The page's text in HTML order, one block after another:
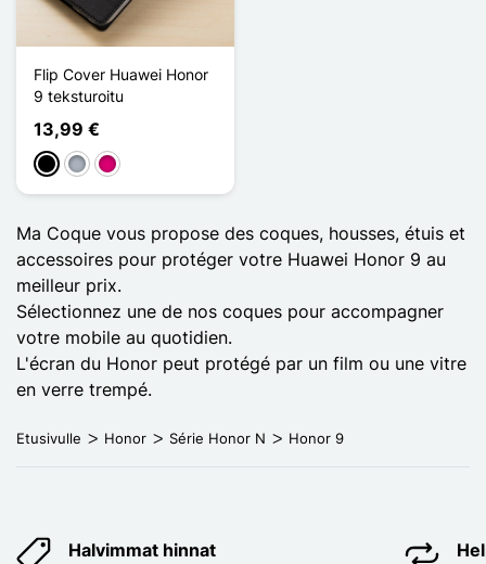
Flip Cover Huawei Honor
9 teksturoitu
13,99 €
MustaHarmaaMagenta
Ma Coque vous propose des coques, housses, étuis et
accessoires pour protéger votre Huawei Honor 9 au
meilleur prix.
Sélectionnez une de nos coques pour accompagner
votre mobile au quotidien.
L'écran du Honor peut protégé par un film ou une vitre
en verre trempé.
Etusivulle Honor Série Honor N Honor 9
Halvimmat hinnat